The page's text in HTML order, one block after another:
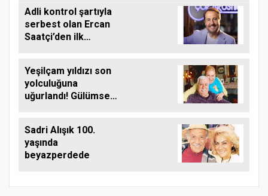
Adli kontrol şartıyla
serbest olan Ercan
Saatçi’den ilk
Yeşilçam yıldızı son
yolculuğuna
uğurlandı! Gülümser
Sadri Alışık 100.
yaşında
beyazperdede